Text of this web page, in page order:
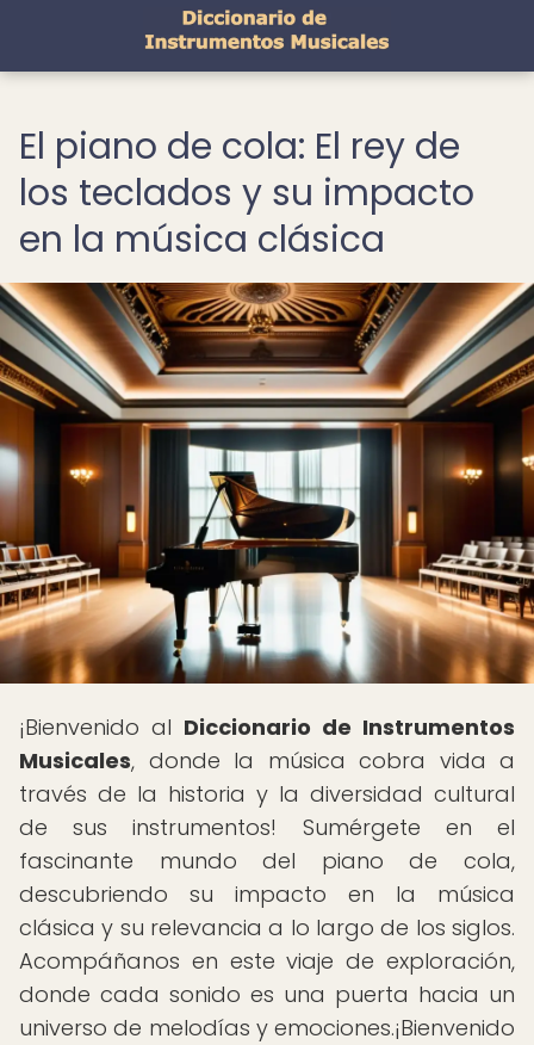
El piano de cola: El rey de
los teclados y su impacto
en la música clásica
¡Bienvenido al Diccionario de Instrumentos
Musicales, donde la música cobra vida a
través de la historia y la diversidad cultural
de sus instrumentos! Sumérgete en el
fascinante mundo del piano de cola,
descubriendo su impacto en la música
clásica y su relevancia a lo largo de los siglos.
Acompáñanos en este viaje de exploración,
donde cada sonido es una puerta hacia un
universo de melodías y emociones.¡Bienvenido